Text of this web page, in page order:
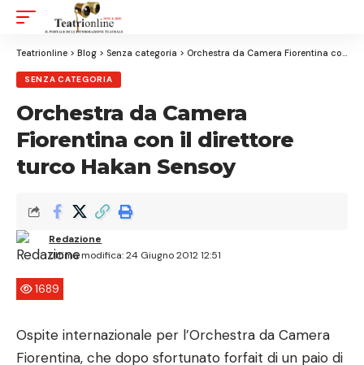
Resizer
Teatrionline > Blog > Senza categoria > Orchestra da Camera Fiorentina con il direttore turco Hakan Sensoy
SENZA CATEGORIA
Orchestra da Camera
Fiorentina con il direttore
turco Hakan Sensoy
Ultima modifica: 24 Giugno 2012 12:51
Redazione
1689
Ospite internazionale per l’Orchestra da Camera
Fiorentina, che dopo sfortunato forfait di un paio di